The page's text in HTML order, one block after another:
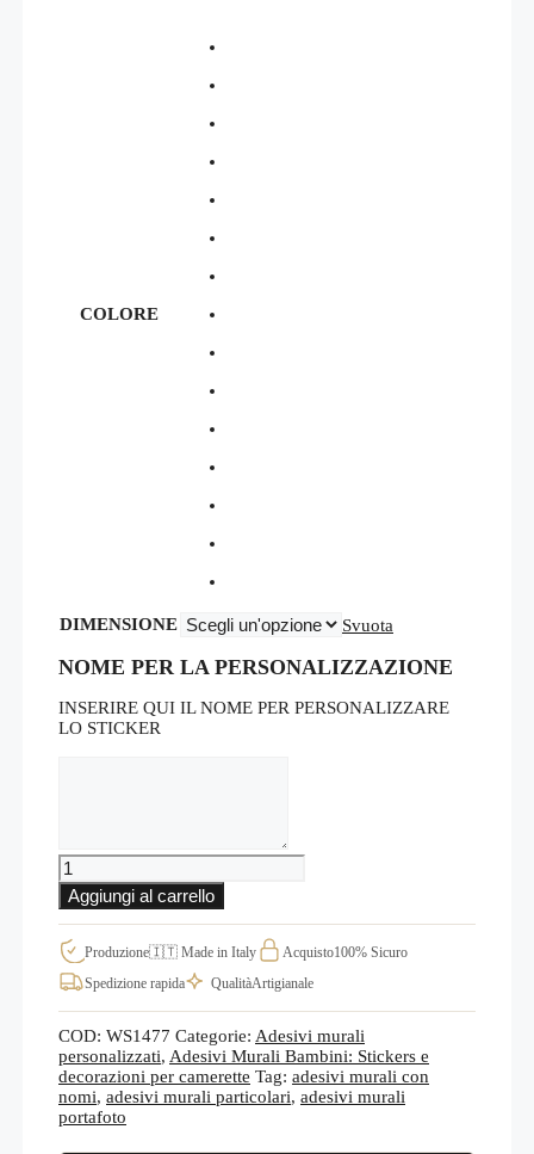
COLORE
DIMENSIONE Svuota
NOME PER LA PERSONALIZZAZIONE
INSERIRE QUI IL NOME PER PERSONALIZZARE
LO STICKER
ADESIVI
MURALI
PERSONALIZZATI
CORNICI
FOTO
NOME
BAMBINO
quantità
Aggiungi al carrello
Produzione🇮🇹 Made in Italy Acquisto100% Sicuro
Spedizione rapida
QualitàArtigianale
COD: WS1477 Categorie: Adesivi murali
personalizzati, Adesivi Murali Bambini: Stickers e
decorazioni per camerette Tag: adesivi murali con
nomi, adesivi murali particolari, adesivi murali
portafoto